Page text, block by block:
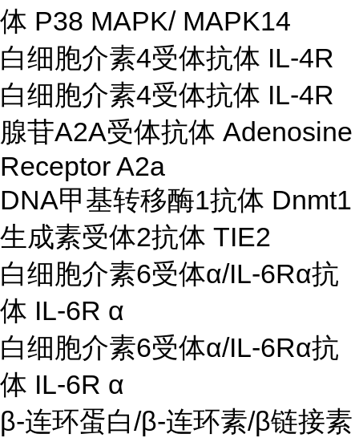
体 P38 MAPK/ MAPK14
白细胞介素4受体抗体 IL-4R
白细胞介素4受体抗体 IL-4R
腺苷A2A受体抗体 Adenosine
Receptor A2a
DNA甲基转移酶1抗体 Dnmt1
生成素受体2抗体 TIE2
白细胞介素6受体α/IL-6Rα抗
体 IL-6R α
白细胞介素6受体α/IL-6Rα抗
体 IL-6R α
β-连环蛋白/β-连环素/β链接素